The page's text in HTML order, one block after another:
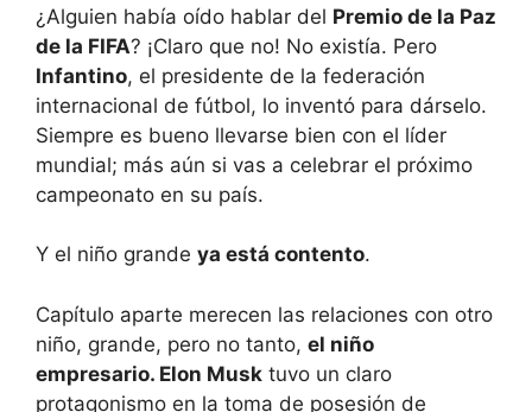
¿Alguien había oído hablar del Premio de la Paz
de la FIFA? ¡Claro que no! No existía. Pero
Infantino, el presidente de la federación
internacional de fútbol, lo inventó para dárselo.
Siempre es bueno llevarse bien con el líder
mundial; más aún si vas a celebrar el próximo
campeonato en su país.
Y el niño grande ya está contento.
Capítulo aparte merecen las relaciones con otro
niño, grande, pero no tanto, el niño
empresario. Elon Musk tuvo un claro
protagonismo en la toma de posesión de